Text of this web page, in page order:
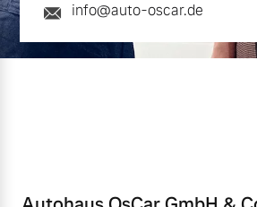
info@auto-oscar.de